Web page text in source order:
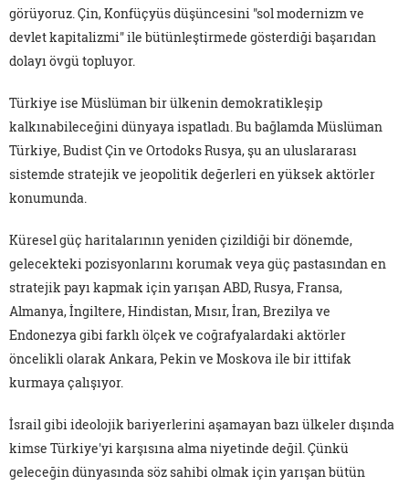
görüyoruz. Çin, Konfüçyüs düşüncesini "sol modernizm ve
devlet kapitalizmi" ile bütünleştirmede gösterdiği başarıdan
dolayı övgü topluyor.
Türkiye ise Müslüman bir ülkenin demokratikleşip
kalkınabileceğini dünyaya ispatladı. Bu bağlamda Müslüman
Türkiye, Budist Çin ve Ortodoks Rusya, şu an uluslararası
sistemde stratejik ve jeopolitik değerleri en yüksek aktörler
konumunda.
Küresel güç haritalarının yeniden çizildiği bir dönemde,
gelecekteki pozisyonlarını korumak veya güç pastasından en
stratejik payı kapmak için yarışan ABD, Rusya, Fransa,
Almanya, İngiltere, Hindistan, Mısır, İran, Brezilya ve
Endonezya gibi farklı ölçek ve coğrafyalardaki aktörler
öncelikli olarak Ankara, Pekin ve Moskova ile bir ittifak
kurmaya çalışıyor.
İsrail gibi ideolojik bariyerlerini aşamayan bazı ülkeler dışında
kimse Türkiye'yi karşısına alma niyetinde değil. Çünkü
geleceğin dünyasında söz sahibi olmak için yarışan bütün